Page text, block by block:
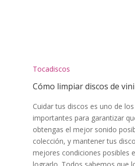
Tocadiscos
Cómo limpiar discos de
Cuidar tus discos es uno de
importantes para garantizar
obtengas el mejor sonido
colección, y mantener tus
mejores condiciones posibles